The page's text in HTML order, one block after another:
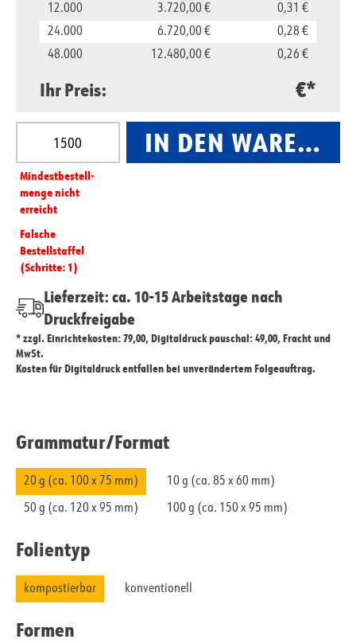
12.000
3.720,00 €
0,31 €
24.000
6.720,00 €
0,28 €
48.000
12.480,00 € 0,26 €
Ihr Preis: €*
Produkt Anzahl: Gib den gewünschten Wert ein
Mindest­­bestell­­
menge nicht
erreicht
Falsche
Bestellstaffel
(Schritte: 1)
IN DEN
Lieferzeit: ca. 10-15 Arbeitstage nach
Druckfreigabe
* zzgl. Einrichtekosten: 79,00, Digitaldruck pauschal: 49,00, Fracht und
MwSt.
Kosten für Digitaldruck entfallen bei unverändertem Folgeauftrag.
Grammatur/​Format
20 g (ca. 100 x 75 mm) 10 g (ca. 85 x 60 mm)
50 g (ca. 120 x 95 mm) 100 g (ca. 150 x 95 mm)
Folientyp
kompostierbar konventionell
Formen